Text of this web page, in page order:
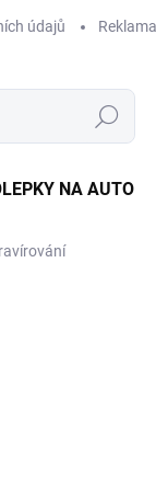
údajů
Hledat
NA AUTO